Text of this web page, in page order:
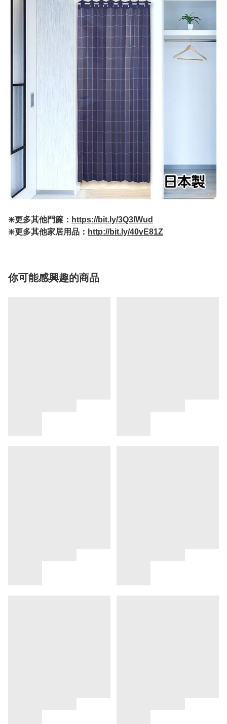
❇️更多其他門簾： https://bit.ly/3Q3lWud
❇️更多其他家居用品： http://bit.ly/40vE81Z
你可能感興趣的商品